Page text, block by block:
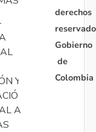
Y
A
derechos
Gobierno
de
Colombia